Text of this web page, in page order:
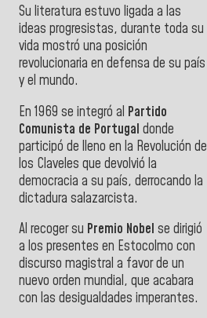
Su literatura estuvo ligada a las
ideas progresistas, durante toda su
vida mostró una posición
revolucionaria en defensa de su país
y el mundo.
En 1969 se integró al Partido
Comunista de Portugal donde
participó de lleno en la Revolución de
los Claveles que devolvió la
democracia a su país, derrocando la
dictadura salazarcista.
Al recoger su Premio Nobel se dirigió
a los presentes en Estocolmo con
discurso magistral a favor de un
nuevo orden mundial, que acabara
con las desigualdades imperantes.